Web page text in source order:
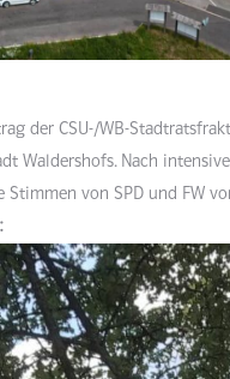
der CSU-/WB-
Waldershofs. Nach
von SPD und FW